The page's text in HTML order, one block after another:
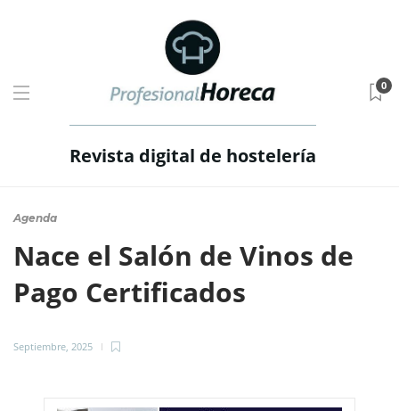
Revista digital de hostelería
0
Agenda
Nace el Salón de Vinos de
Pago Certificados
Septiembre, 2025